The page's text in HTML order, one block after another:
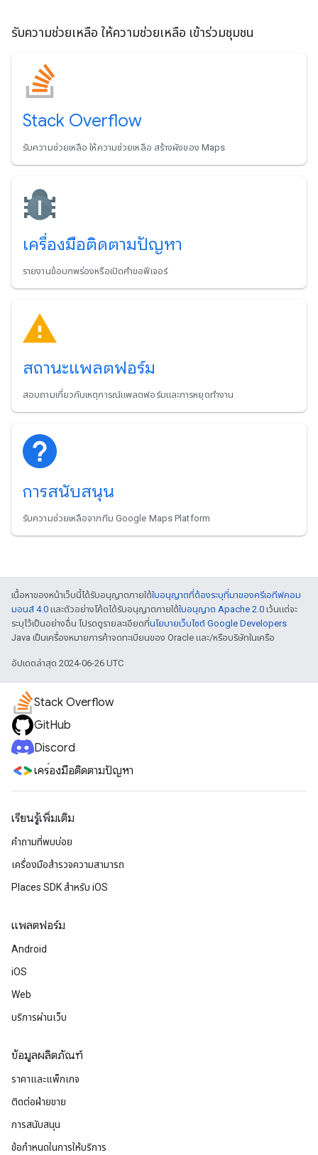
รับความช่วยเหลือ ให้ความช่วยเหลือ เข้าร่วมชุมชน
Stack Overflow
รับความช่วยเหลือ ให้ความช่วยเหลือ สร้างผังของ Maps
เครื่องมือติดตามปัญหา
รายงานข้อบกพร่องหรือเปิดคําขอฟีเจอร์
สถานะแพลตฟอร์ม
สอบถามเกี่ยวกับเหตุการณ์แพลตฟอร์มและการหยุดทํางาน
การสนับสนุน
รับความช่วยเหลือจากทีม Google Maps Platform
เนื้อหาของหน้าเว็บนี้ได้รับอนุญาตภายใต้ใบอนุญาตที่ต้องระบุที่มาของครีเอทีฟคอม
มอนส์ 4.0 และตัวอย่างโค้ดได้รับอนุญาตภายใต้ใบอนุญาต Apache 2.0 เว้นแต่จะ
ระบุไว้เป็นอย่างอื่น โปรดดูรายละเอียดที่นโยบายเว็บไซต์ Google Developers
Java เป็นเครื่องหมายการค้าจดทะเบียนของ Oracle และ/หรือบริษัทในเครือ
อัปเดตล่าสุด 2024-06-26 UTC
Stack Overflow
GitHub
Discord
เครื่องมือติดตามปัญหา
เรียนรู้เพิ่มเติม
คำถามที่พบบ่อย
เครื่องมือสำรวจความสามารถ
Places SDK สำหรับ iOS
แพลตฟอร์ม
Android
iOS
Web
บริการผ่านเว็บ
ข้อมูลผลิตภัณฑ์
ราคาและแพ็กเกจ
ติดต่อฝ่ายขาย
การสนับสนุน
ข้อกำหนดในการให้บริการ